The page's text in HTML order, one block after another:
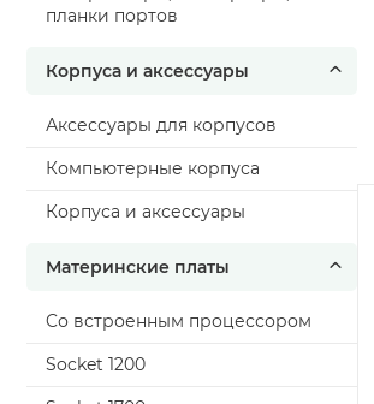
планки портов
Корпуса и аксессуары
Аксессуары для корпусов
Компьютерные корпуса
Корпуса и аксессуары
Материнские платы
Cо встроенным процессором
Socket 1200